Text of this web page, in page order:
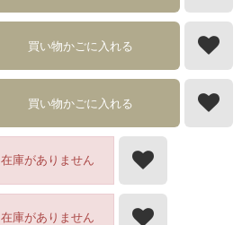
買い物かごに入れる
買い物かごに入れる
在庫がありません
在庫がありません